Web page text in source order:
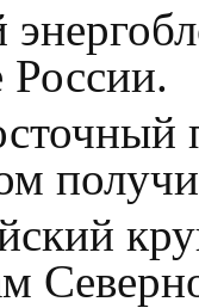
России.